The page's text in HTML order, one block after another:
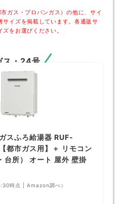
ガス・プロパンガス）の他に、サイ
サイズを掲載しています。各通販サ
をお選びください。
ス・24号
スふろ給湯器 RUF-
市ガス用】＋ リモコン
所） オート 屋外 壁掛
時点 | Amazon調べ）